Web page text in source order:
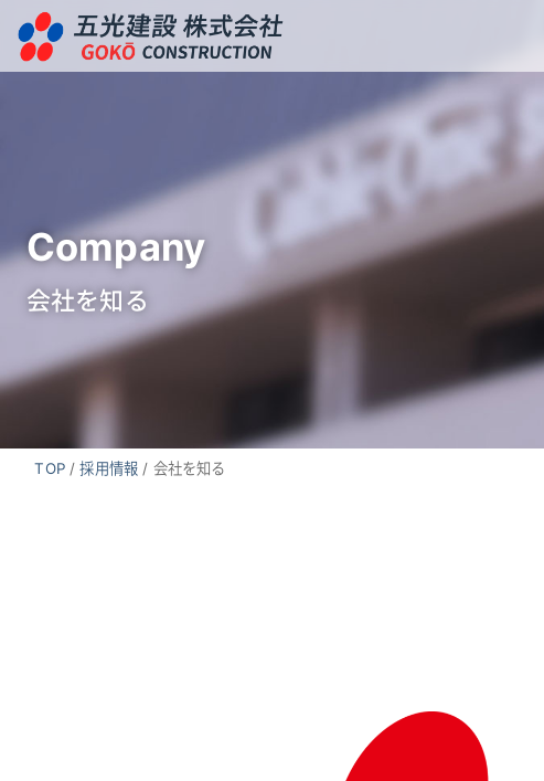
Company
会社を知る
TOP/採用情報 / 会社を知る